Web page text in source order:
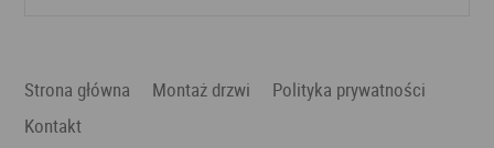
Strona główna Montaż drzwi
Polityka prywatności
Kontakt